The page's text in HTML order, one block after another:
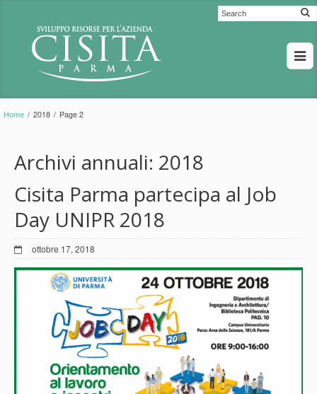
Home / 2018 / Page 2
Archivi annuali: 2018
Cisita Parma partecipa al Job
Day UNIPR 2018
ottobre 17, 2018